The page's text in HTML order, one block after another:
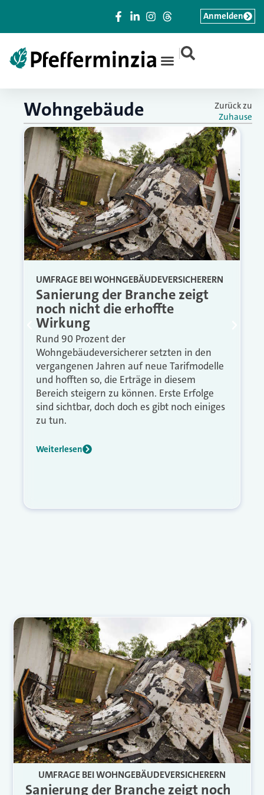
|
Anmelden
Wohngebäude
Zurück zu
Zuhause
UMFRAGE BEI WOHNGEBÄUDEVERSICHERERN
Sanierung der Branche zeigt
noch nicht die erhoffte
Wirkung
Rund 90 Prozent der
Wohngebäudeversicherer setzten in den
vergangenen Jahren auf neue Tarifmodelle
und hofften so, die Erträge in diesem
Bereich steigern zu können. Erste Erfolge
sind sichtbar, doch doch es gibt noch einiges
zu tun.
Weiterlesen
UMFRAGE BEI WOHNGEBÄUDEVERSICHERERN
Sanierung der Branche zeigt noch